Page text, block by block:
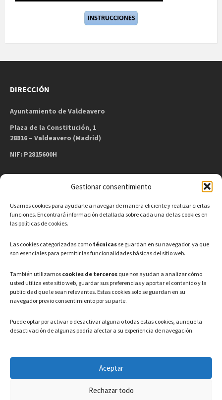
Gestionar consentimiento
Usamos cookies para ayudarle a navegar de manera eficiente y realizar ciertas
funciones. Encontrará información detallada sobre cada una de las cookies en
las políticas de cookies.
Las cookies categorizadas como técnicas se guardan en su navegador, ya que
son esenciales para permitir las funcionalidades básicas del sitio web.
También utilizamos cookies de terceros que nos ayudan a analizar cómo
usted utiliza este sitio web, guardar sus preferencias y aportar el contenido y la
publicidad que le sean relevantes. Estas cookies solo se guardan en su
navegador previo consentimiento por su parte.
Puede optar por activar o desactivar alguna o todas estas cookies, aunque la
desactivación de algunas podría afectar a su experiencia de navegación.
Aceptar
Rechazar todo
DIRECCIÓN
Ayuntamiento de Valdeavero
Plaza de la Constitución, 1
28816 – Valdeavero (Madrid)
NIF: P2815600H
Teléfono: 91 886 44 62
Correo Electrónico:
HORARIO
Lunes a Viernes: 08:00h – 15:00h
LEGAL
Política de privacidad–Aviso Legal–Política de cookies
Registro de actividades de Tratamiento